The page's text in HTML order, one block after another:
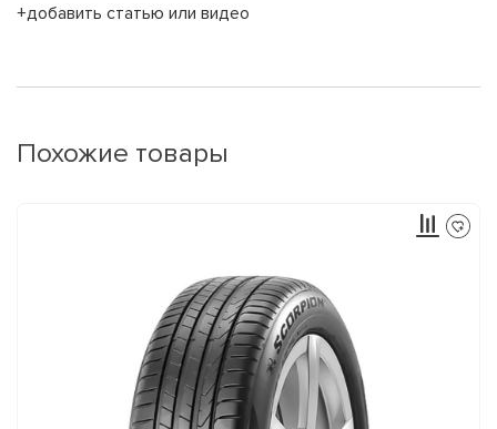
+добавить статью или видео
Похожие товары